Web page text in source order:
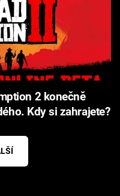
2 konečně
Kdy si zahrajete?